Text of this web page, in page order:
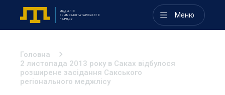
Меню
Головна
2 листопада 2013 року в Саках відбулося
розширене засідання Сакського
регіонального меджлісу